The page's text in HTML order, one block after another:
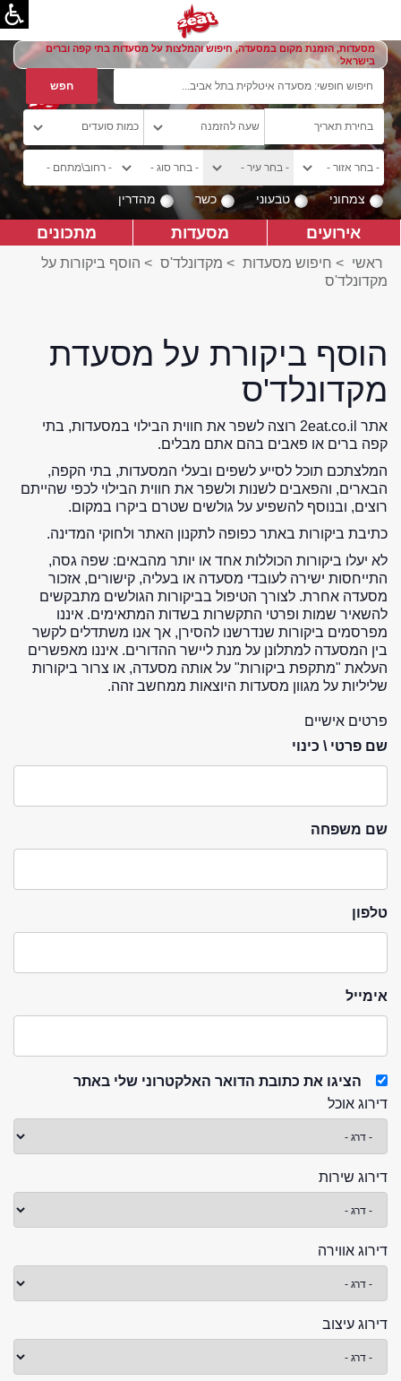
מסעדות, הזמנת מקום במסעדה, חיפוש והמלצות על מסעדות בתי קפה וברים
בישראל
צמחוני טבעוני כשר מהדרין
אירועים מסעדות מתכונים
ראשי > חיפוש מסעדות > מקדונלד'ס > הוסף ביקורות על
מקדונלד'ס
הוסף ביקורת על מסעדת
מקדונלד'ס
אתר 2eat.co.il רוצה לשפר את חווית הבילוי במסעדות, בתי
קפה ברים או פאבים בהם אתם מבלים.
המלצתכם תוכל לסייע לשפים ובעלי המסעדות, בתי הקפה,
הבארים, והפאבים לשנות ולשפר את חווית הבילוי לכפי שהייתם
רוצים, ובנוסף להשפיע על גולשים שטרם ביקרו במקום.
כתיבת ביקורות באתר כפופה לתקנון האתר ולחוקי המדינה.
לא יעלו ביקורות הכוללות אחד או יותר מהבאים: שפה גסה,
התייחסות ישירה לעובדי מסעדה או בעליה, קישורים, אזכור
מסעדה אחרת. לצורך הטיפול בביקורות הגולשים מתבקשים
להשאיר שמות ופרטי התקשרות בשדות המתאימים. איננו
מפרסמים ביקורות שנדרשנו להסירן, אך אנו משתדלים לקשר
בין המסעדה למתלונן על מנת ליישר ההדורים. איננו מאפשרים
העלאת "מתקפת ביקורות" על אותה מסעדה, או צרור ביקורות
שליליות על מגוון מסעדות היוצאות ממחשב זהה.
פרטים אישיים
שם פרטי \ כינוי
שם משפחה
טלפון
אימייל
הציגו את כתובת הדואר האלקטרוני שלי באתר
דירוג אוכל
דירוג שירות
דירוג אווירה
דירוג עיצוב